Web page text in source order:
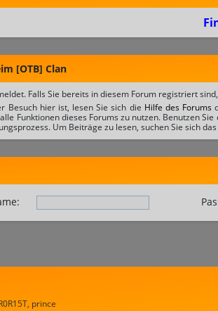
[OTB] Clan
Falls Sie bereits in diesem Forum registriert
Besuch hier ist, lesen Sie sich die Hilfe des Forums
Funktionen dieses Forums zu nutzen. Benutzen
Um Beiträge zu lesen, suchen Sie sich
prince